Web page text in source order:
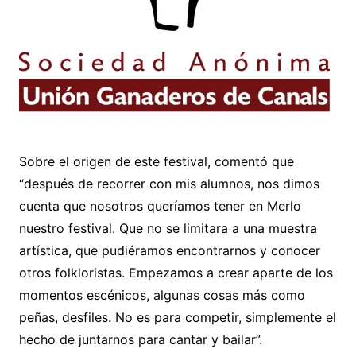
Sobre el origen de este festival, comentó que
“después de recorrer con mis alumnos, nos dimos
cuenta que nosotros queríamos tener en Merlo
nuestro festival. Que no se limitara a una muestra
artística, que pudiéramos encontrarnos y conocer
otros folkloristas. Empezamos a crear aparte de los
momentos escénicos, algunas cosas más como
peñas, desfiles. No es para competir, simplemente el
hecho de juntarnos para cantar y bailar”.